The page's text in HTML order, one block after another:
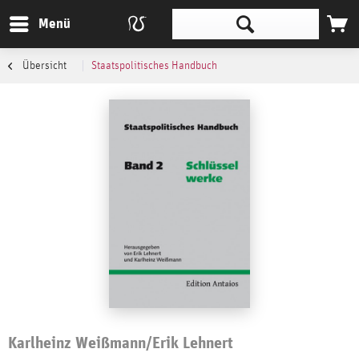
Menü
Übersicht Staatspolitisches Handbuch
Karlheinz Weißmann/Erik Lehnert